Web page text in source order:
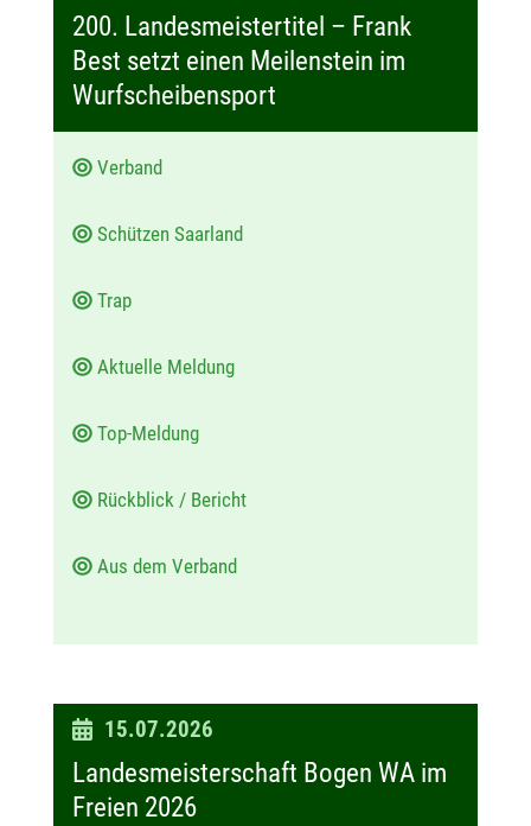
a
200. Landesmeistertitel – Frank
Best setzt einen Meilenstein im
Wurfscheibensport
Verband
Schützen Saarland
Trap
Aktuelle Meldung
Top-Meldung
Rückblick / Bericht
Aus dem Verband
D
a
15.07.2026
Landesmeisterschaft Bogen WA im
Freien 2026